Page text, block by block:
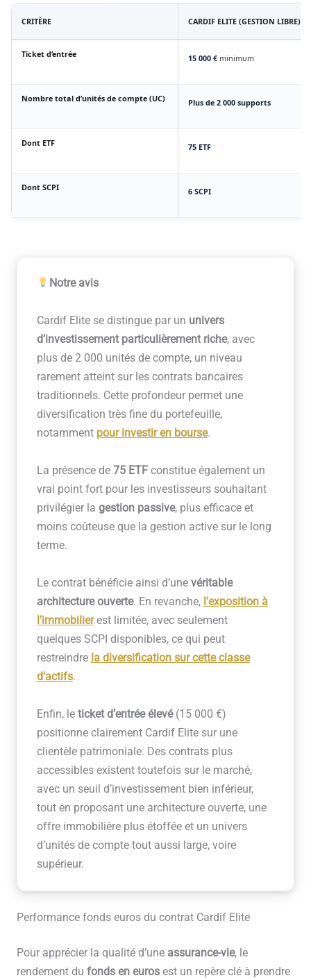
CRITÈRE CARDIF ELITE (GESTION LIBRE)
Ticket d’entrée 15 000 €minimum
Nombre total d’unités de compte (UC) Plus de 2 000 supports
Dont ETF 75 ETF
Dont SCPI 6 SCPI
Notre avis
Cardif Elite se distingue par un univers
d’investissement particulièrement riche, avec
plus de 2 000 unités de compte, un niveau
rarement atteint sur les contrats bancaires
traditionnels. Cette profondeur permet une
diversification très fine du portefeuille,
notamment pour investir en bourse.
La présence de 75 ETFconstitue également un
vrai point fort pour les investisseurs souhaitant
privilégier la gestion passive, plus efficace et
moins coûteuse que la gestion active sur le long
terme.
Le contrat bénéficie ainsi d’une véritable
architecture ouverte. En revanche, l’exposition à
l’immobilierest limitée, avec seulement
quelques SCPI disponibles, ce qui peut
restreindre la diversification sur cette classe
d’actifs.
Enfin, le ticket d’entrée élevé(15 000 €)
positionne clairement Cardif Elite sur une
clientèle patrimoniale. Des contrats plus
accessibles existent toutefois sur le marché,
avec un seuil d’investissement bien inférieur,
tout en proposant une architecture ouverte, une
offre immobilière plus étoffée et un univers
d’unités de compte tout aussi large, voire
supérieur.
Performance fonds euros du contrat Cardif Elite
Pour apprécier la qualité d’une assurance-vie, le
rendement du fonds en eurosest un repère clé à prendre